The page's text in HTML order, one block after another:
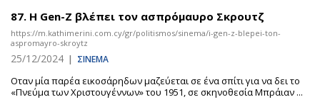
87. Η Gen-Z βλέπει τον ασπρόμαυρο Σκρουτζ
https://m.kathimerini.com.cy/gr/politismos/sinema/i-gen-z-blepei-ton-
aspromayro-skroytz
25/12/2024 | ΣΙΝΕΜΑ
Οταν μία παρέα εικοσάρηδων μαζεύεται σε ένα σπίτι για να δει το
«Πνεύμα των Χριστουγέννων» του 1951, σε σκηνοθεσία Μπράιαν ...